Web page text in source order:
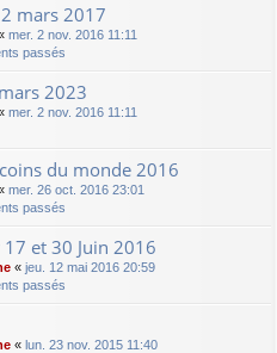
mars 2017
mer. 2 nov. 2016 11:11
passés
2023
mer. 2 nov. 2016 11:11
du monde 2016
mer. 26 oct. 2016 23:01
passés
et 30 Juin 2016
« jeu. 12 mai 2016 20:59
passés
« lun. 23 nov. 2015 11:40